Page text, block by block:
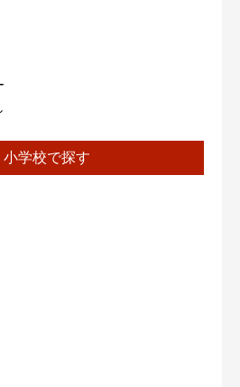
小学校で探す